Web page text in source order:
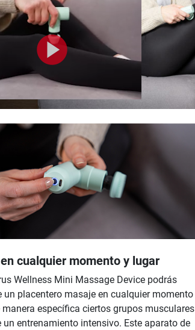
cualquier momento y lugar
Wellness Mini Massage Device podrás
un placentero masaje en cualquier momento
manera específica ciertos grupos musculares
un entrenamiento intensivo. Este aparato de